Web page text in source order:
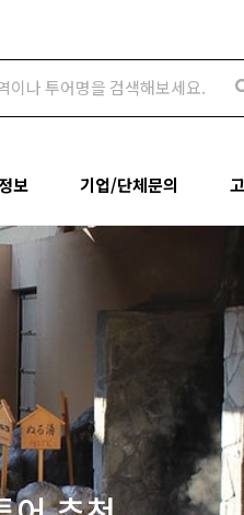
여행필수정보
관광명소
추천투어/상품
보
품
기업/단체문의
기업/단체문의
박람회문의
질